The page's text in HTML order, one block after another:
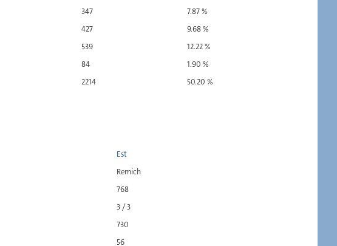
347
7.87 %
427
9.68 %
539
12.22 %
84
1.90 %
2214 50.20 %
Est
Remich
768
3 / 3
730
56